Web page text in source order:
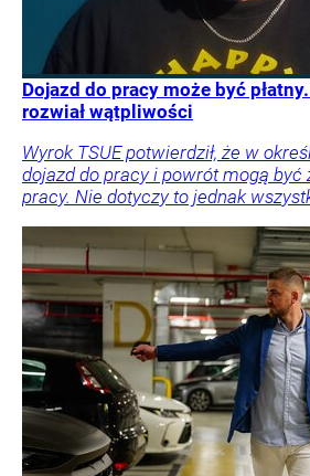
Dojazd do pracy może być
rozwiał wątpliwości
Wyrok TSUE potwierdził, że w
dojazd do pracy i powrót mogą być
pracy. Nie dotyczy to jednak